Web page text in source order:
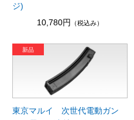
ジ)
10,780円
（税込み）
東京マルイ 次世代電動ガン